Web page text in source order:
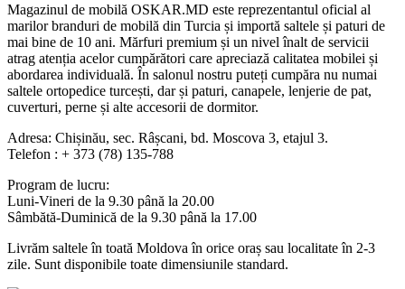
Magazinul de mobilă OSKAR.MD este reprezentantul oficial al
marilor branduri de mobilă din Turcia și importă saltele și paturi de
mai bine de 10 ani. Mărfuri premium și un nivel înalt de servicii
atrag atenția acelor cumpărători care apreciază calitatea mobilei și
abordarea individuală. În salonul nostru puteți cumpăra nu numai
saltele ortopedice turcești, dar și paturi, canapele, lenjerie de pat,
cuverturi, perne și alte accesorii de dormitor.
Adresa: Chișinău, sec. Râșcani, bd. Moscova 3, etajul 3.
Telefon : + 373 (78) 135-788
Program de lucru:
Luni-Vineri de la 9.30 până la 20.00
Sâmbătă-Duminică de la 9.30 până la 17.00
Livrăm saltele în toată Moldova în orice oraș sau localitate în 2-3
zile. Sunt disponibile toate dimensiunile standard.